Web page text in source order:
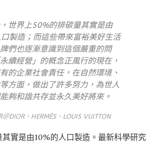
世界上50%的排碳量其實是由
製造；而這些帶來富裕美好生活
們也逐漸意識到這個嚴重的問
續經營」的概念正風行的現在，
的企業社會責任，在自然環境、
方面，做出了許多努力，為世人
夠和諧共存並永久美好將來。
＠DIOR、HERMÈS、LOUIS VUITTON
實是由10%的人口製造。最新科學研究